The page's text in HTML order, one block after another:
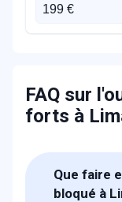
199 €
FAQ sur
forts à
Que faire
bloqué à